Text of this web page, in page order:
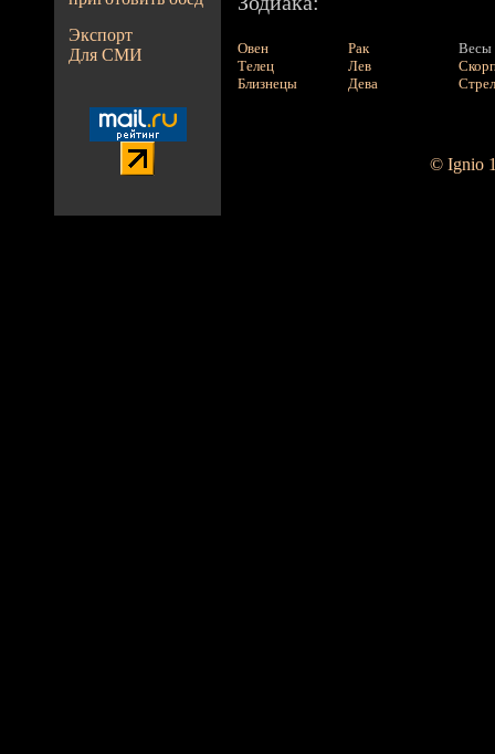
Экспорт
Для СМИ
Овен
Телец
Близнецы
Рак
Лев
Дева
Весы
© Ignio